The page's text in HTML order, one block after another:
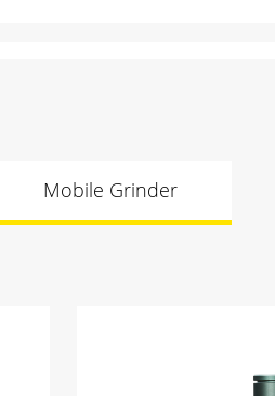
Mobile Grinder